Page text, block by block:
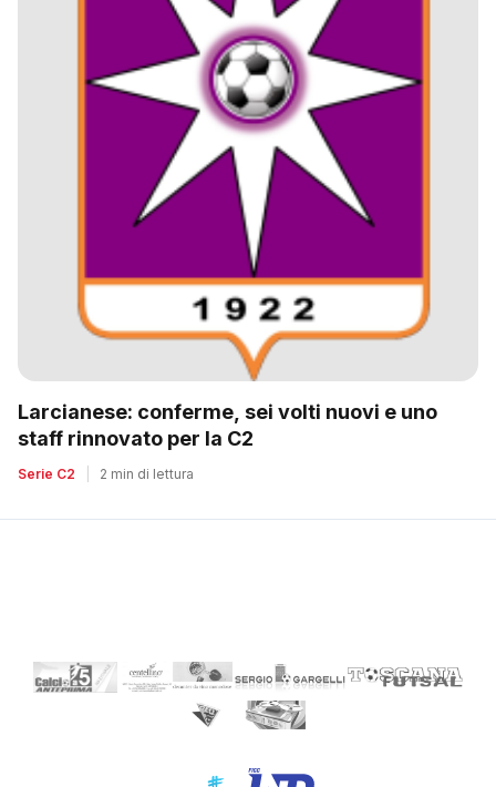
Larcianese: conferme, sei volti nuovi e uno
staff rinnovato per la C2
Serie C2 2 min di lettura